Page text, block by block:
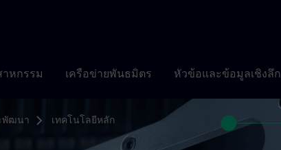
าหกรรม เครือข่ายพันธมิตร หัวข้อและข้อมูลเชิงลึก
พัฒนา เทคโนโลยีหลัก